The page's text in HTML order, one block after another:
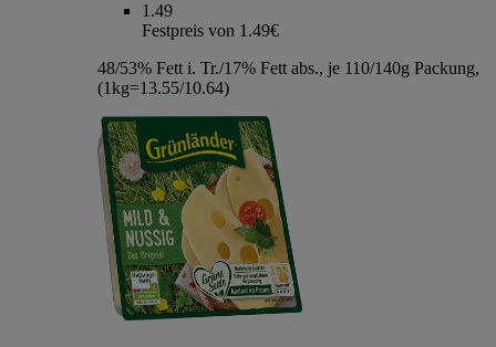
1.49
Festpreis von 1.49€
48/53% Fett i. Tr./17% Fett abs., je 110/140g Packung,
(1kg=13.55/10.64)